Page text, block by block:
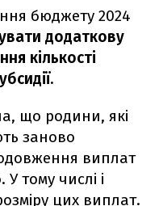
бюджету 2024
додаткову
кількості
що родини, які
заново
виплат
тому числі і
цих виплат.